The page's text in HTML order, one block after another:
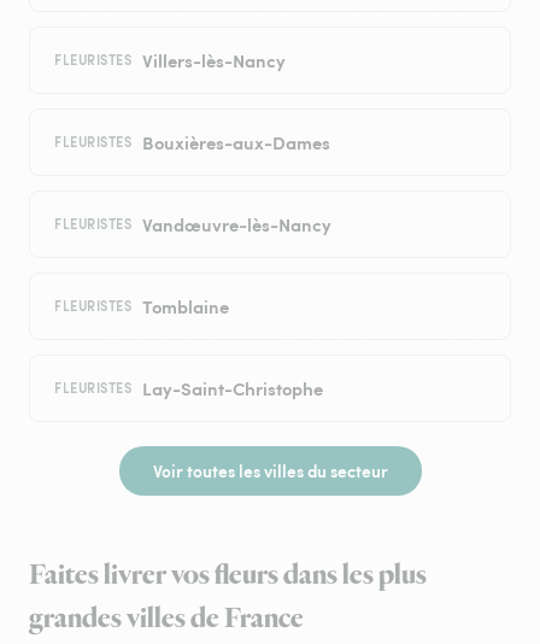
FLEURISTES Villers-lès-Nancy
FLEURISTES Bouxières-aux-Dames
FLEURISTES Vandœuvre-lès-Nancy
FLEURISTES Tomblaine
FLEURISTES Lay-Saint-Christophe
Voir toutes les villes du secteur
Faites livrer vos fleurs dans les plus
grandes villes de France